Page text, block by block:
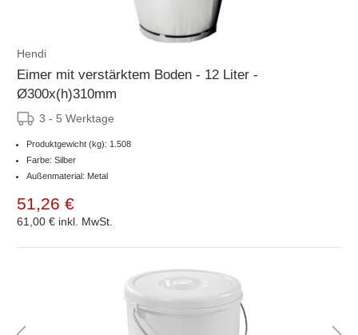
Hendi
Eimer mit verstärktem Boden - 12 Liter -
Ø300x(h)310mm
3 - 5 Werktage
Produktgewicht (kg): 1.508
Farbe: Silber
Außenmaterial: Metal
51,26 €
61,00 € inkl. MwSt.